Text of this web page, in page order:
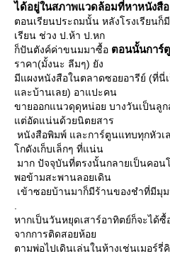
ได้อยู่ในสภาพแวดล้อมที่หาหนังสื
ตอนเรียนประถมนั้น หลังโรงเรียนก็
เรียน ช่วง ป.ห้า ป.หก
ก็ปันตังค์ค่าขนมมาซื้อ ตอนนั้นการ์
ราคา(มั้งนะ ลีมๆ) ยัง
มีแผงหนังสือในตลาดซอยอารีย์ (ที่นี่
ละบ้านเลย) อาแปะคน
ขายออกแนวดุดุหน่อย บางวันเป็นลู
ต่อัดแน่นด้วยนิตยสาร
หนังสือพิมพ์ และการ์ตูนแทบทุกหัวเ
กดังเก็บเล็กๆ ที่แน่น
มาก ปัจจุบันที่ตรงนั้นกลายเป็นคอน
พอข้ามสะพานลอยเดิน
เข้าซอยบ้านมาก็มีร้านของชำที่มีมุ
.
หากเป็นวันหยุดเสาร์อาทิตย์ก็จะได้
จากการติดสอยห้อ
ตามพ่อไปเดินเล่นในห้างเช่นเมอร์